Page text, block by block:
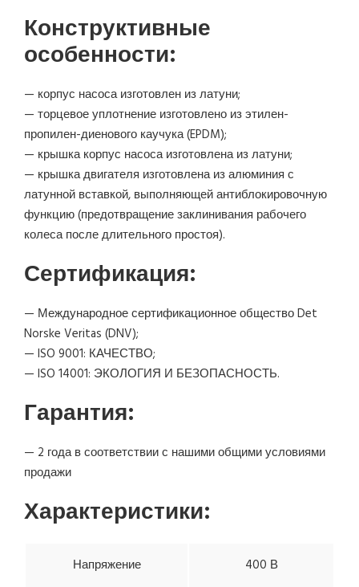
Конструктивные
особенности:
— корпус насоса изготовлен из латуни;
— торцевое уплотнение изготовлено из этилен-
пропилен-диенового каучука (EPDM);
— крышка корпус насоса изготовлена из латуни;
— крышка двигателя изготовлена из алюминия с
латунной вставкой, выполняющей антиблокировочную
функцию (предотвращение заклинивания рабочего
колеса после длительного простоя).
Сертификация:
— Международное сертификационное общество Det
Norske Veritas (DNV);
— ISO 9001: КАЧЕСТВО;
— ISO 14001: ЭКОЛОГИЯ И БЕЗОПАСНОСТЬ.
Гарантия:
— 2 года в соответствии с нашими общими условиями
продажи
Характеристики:
Напряжение 400 В